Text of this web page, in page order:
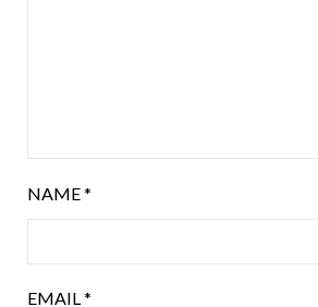
NAME*
EMAIL*